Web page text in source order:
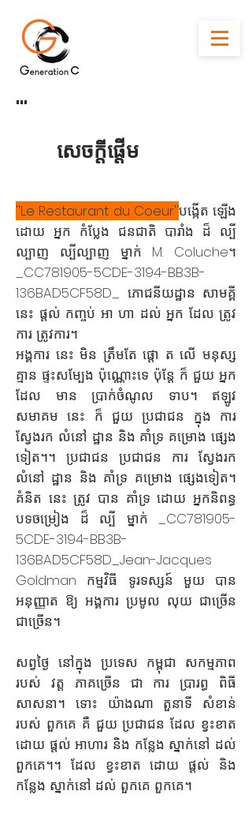
'''
សេចក្តីផ្តើម
''Le Restaurant du Coeur''បង្កើត ឡើង
ដោយ អ្នក កំប្លែង ជនជាតិ បារាំង ដ៏ ល្បី
ល្បាញ ល្បីល្បាញ ម្នាក់ M. Coluche។
_CC781905-5CDE-3194-BB3B-
136BAD5CF58D_ ភោជនីយដ្ឋាន សាមគ្គី
នេះ ផ្តល់ កញ្ចប់ អា ហា ដល់ អ្នក ដែល ត្រូវ
ការ ត្រូវការ។
អង្គការ នេះ មិន ត្រឹមតែ ផ្តោ ត លើ មនុស្ស
គ្មាន ផ្ទះសម្បែង ប៉ុណ្ណោះទេ ប៉ុន្តែ ក៏ ជួយ អ្នក
ដែល មាន ប្រាក់ចំណូល ទាប។ ឥឡូវ
សមាគម នេះ ក៏ ជួយ ប្រជាជន ក្នុង ការ
ស្វែងរក លំនៅ ដ្ឋាន និង គាំទ្រ គម្រោង ផ្សេង
ទៀត។។ ប្រជាជន ប្រជាជន ការ ស្វែងរក
លំនៅ ដ្ឋាន និង គាំទ្រ គម្រោង ផ្សេងទៀត។
គំនិត នេះ ត្រូវ បាន គាំទ្រ ដោយ អ្នកនិពន្ធ
បទចម្រៀង ដ៏ ល្បី ម្នាក់ _CC781905-
5CDE-3194-BB3B-
136BAD5CF58D_Jean-Jacques
Goldman កម្មវិធី ទូរទស្សន៍ មួយ បាន
អនុញ្ញាត ឱ្យ អង្គការ ប្រមូល លុយ ជាច្រើន
ជាច្រើន។
សព្វថ្ងៃ នៅក្នុង ប្រទេស កម្ពុជា សកម្មភាព
របស់ វត្ត ភាគច្រើន ជា ការ ប្រារព្ធ ពិធី
សាសនា។ ទោះ យ៉ាងណា តួនាទី សំខាន់
របស់ ពួកគេ គឺ ជួយ ប្រជាជន ដែល ខ្វះខាត
ដោយ ផ្តល់ អាហារ និង កន្លែង ស្នាក់នៅ ដល់
ពួកគេ។។ ដែល ខ្វះខាត ដោយ ផ្តល់ និង
កន្លែង ស្នាក់នៅ ដល់ ពួកគេ ពួកគេ។